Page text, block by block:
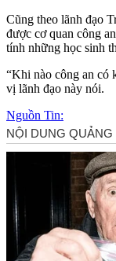
Cũng theo lãnh đạo
được cơ quan công
tính những học sinh
“Khi nào công an có
vị lãnh đạo này nói.
Nguồn Tin: